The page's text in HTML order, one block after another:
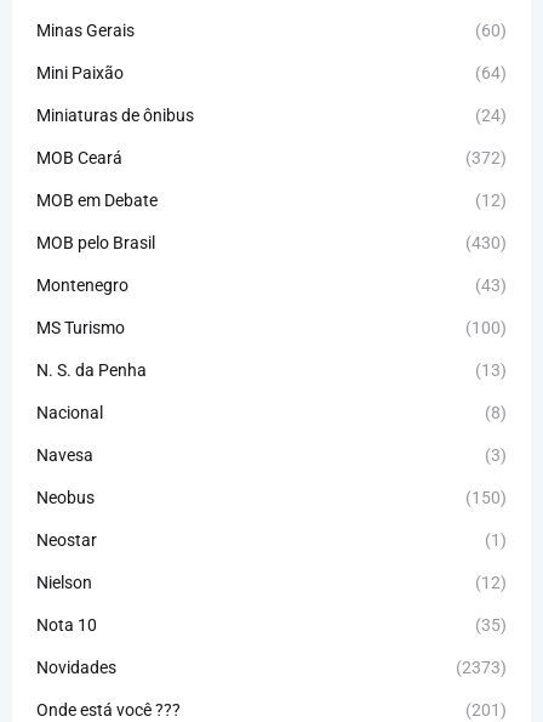
Minas Gerais (60)
Mini Paixão (64)
Miniaturas de ônibus (24)
MOB Ceará (372)
MOB em Debate (12)
MOB pelo Brasil (430)
Montenegro (43)
MS Turismo (100)
N. S. da Penha (13)
Nacional (8)
Navesa (3)
Neobus (150)
Neostar (1)
Nielson (12)
Nota 10 (35)
Novidades (2373)
Onde está você ??? (201)